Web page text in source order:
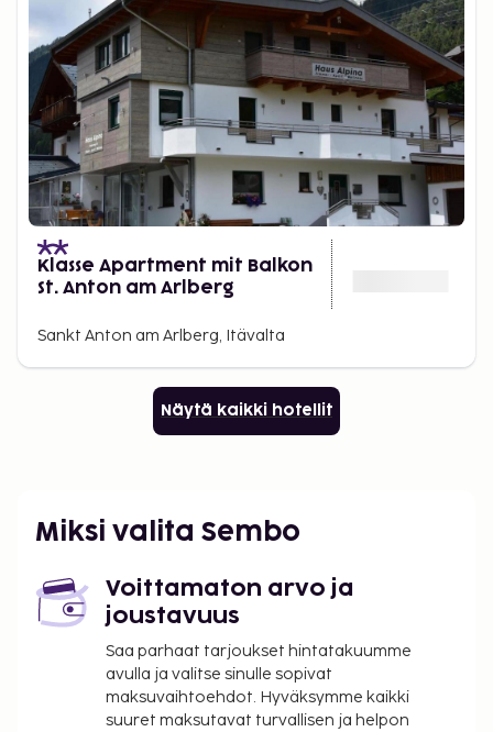
Klasse Apartment mit Balkon
St. Anton am Arlberg
Sankt Anton am Arlberg, Itävalta
Näytä kaikki hotellit
Miksi valita Sembo
Voittamaton arvo ja
joustavuus
Saa parhaat tarjoukset hintatakuumme
avulla ja valitse sinulle sopivat
maksuvaihtoehdot. Hyväksymme kaikki
suuret maksutavat turvallisen ja helpon